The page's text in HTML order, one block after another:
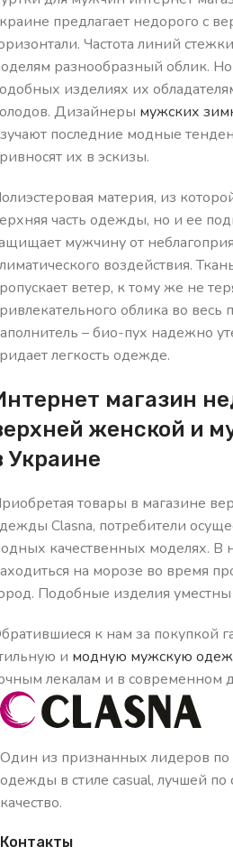
предлагает недорого с
Частота линий
разнообразный облик.
изделиях их
Дизайнеры мужских
последние модные
их в эскизы.
материя, из
часть одежды, но и ее
мужчину от
воздействия.
ветер, к тому же не
облика во
– био-пух надежно
легкость одежде.
магазин
женской и
Украине
товары в магазине
Clasna, потребители
качественных моделях. В
на морозе во время
Подобные изделия уместны
к нам за покупкой
и модную мужскую
лекалам и в современном
Один из признанных лидеров
одежды в стиле casual, лучшей
качество.
Контакты